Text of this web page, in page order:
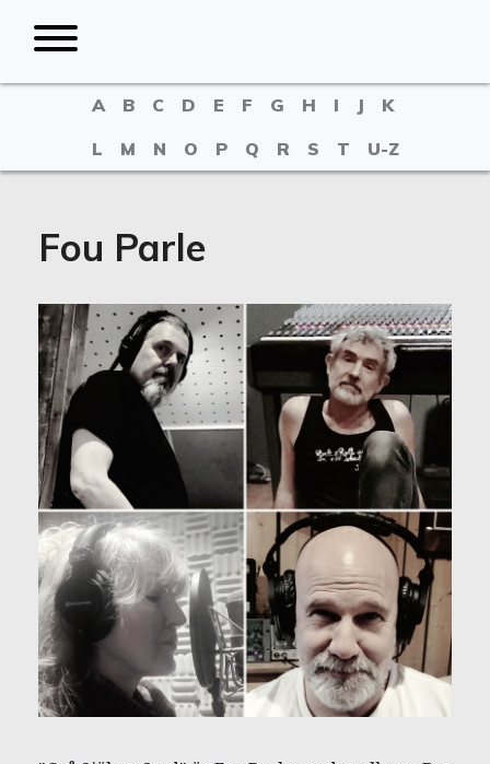
A B C D E F G H I J
K
L
M N O P Q R S T U-Z
Fou Parle